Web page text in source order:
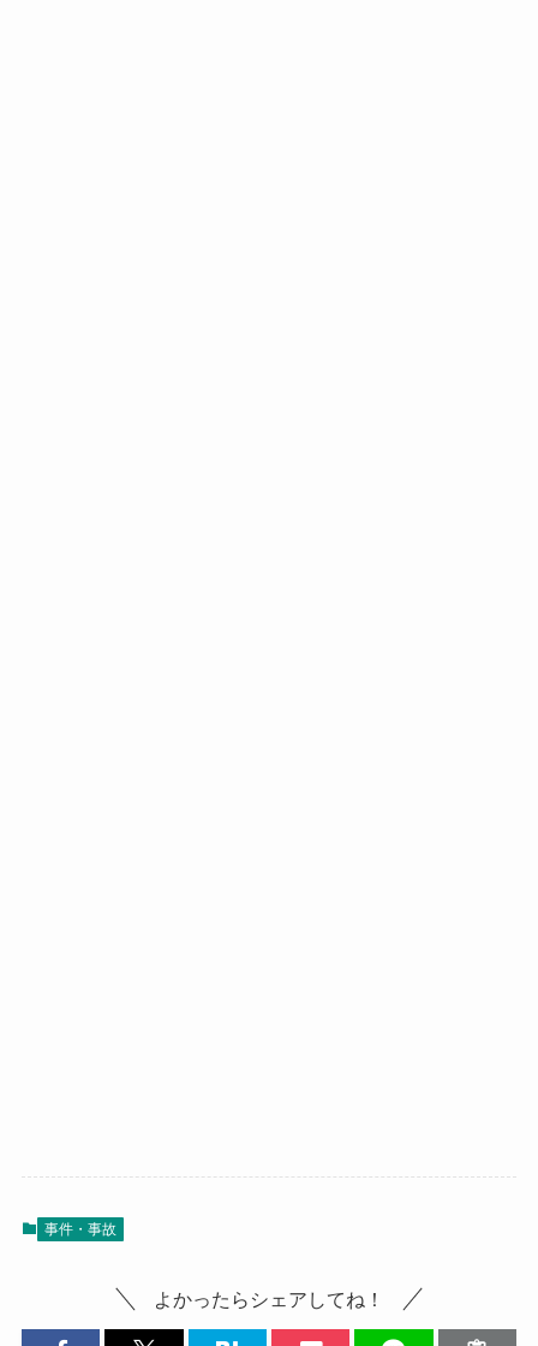
事件・事故
よかったらシェアしてね！